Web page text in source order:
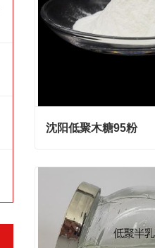
沈阳低聚木糖95粉
沈阳低聚木糖95粉
Contact Now